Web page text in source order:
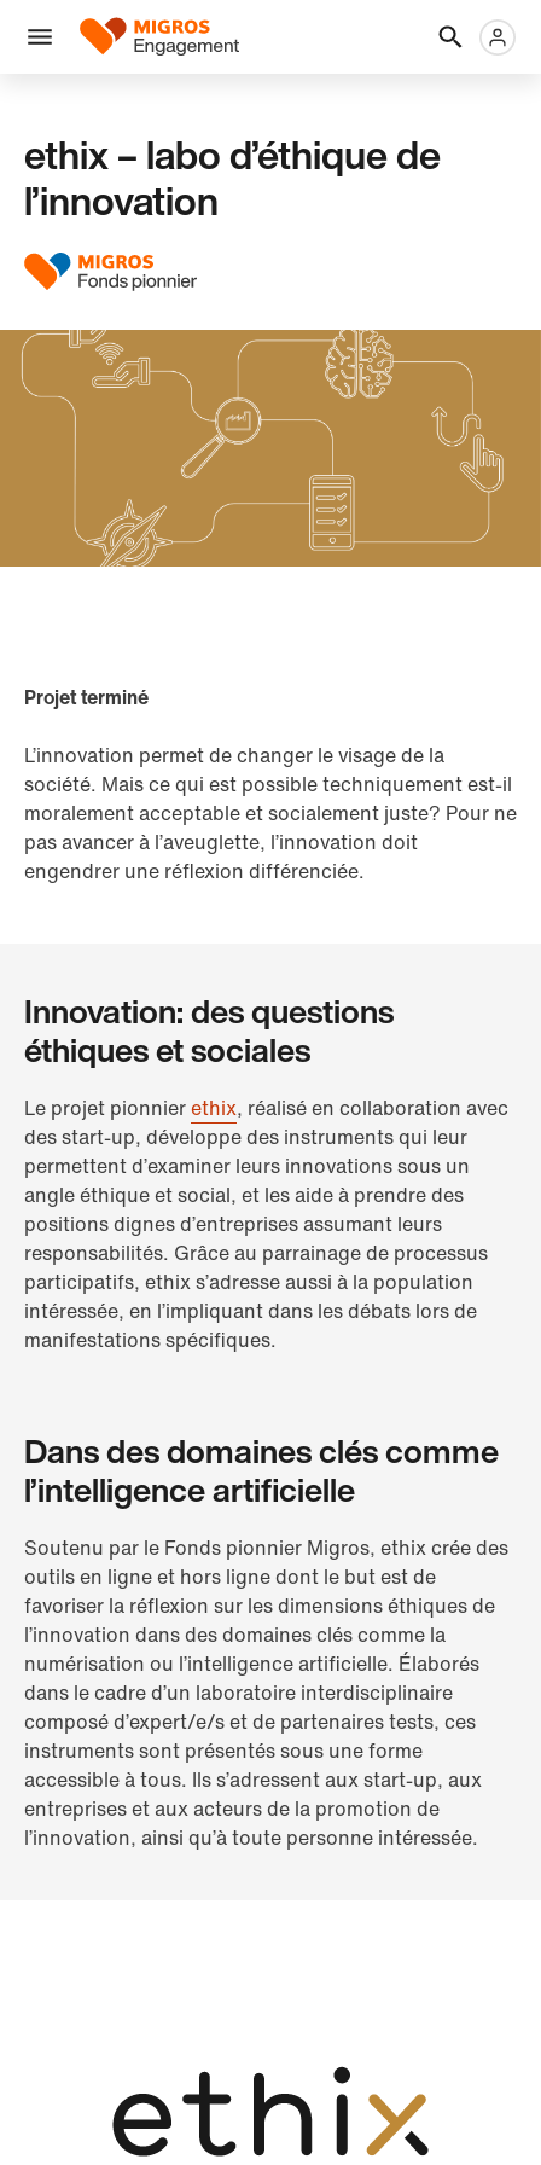
liens
tête
Menu
Logo
ethix – labo d’éthique de
l’innovation
Projet terminé
L’innovation permet de changer le visage de la
société. Mais ce qui est possible techniquement est-il
moralement acceptable et socialement juste? Pour ne
pas avancer à l’aveuglette, l’innovation doit
engendrer une réflexion différenciée.
Innovation: des questions
éthiques et sociales
Le projet pionnierethix, réalisé en collaboration avec
des start-up, développe des instruments qui leur
permettent d’examiner leurs innovations sous un
angle éthique et social, et les aide à prendre des
positions dignes d’entreprises assumant leurs
responsabilités. Grâce au parrainage de processus
participatifs, ethix s’adresse aussi à la population
intéressée, en l’impliquant dans les débats lors de
manifestations spécifiques.
Dans des domaines clés comme
l’intelligence artificielle
Soutenu par le Fonds pionnier Migros, ethix crée des
outils en ligne et hors ligne dont le but est de
favoriser la réflexion sur les dimensions éthiques de
l’innovation dans des domaines clés comme la
numérisation ou l’intelligence artificielle. Élaborés
dans le cadre d’un laboratoire interdisciplinaire
composé d’expert/e/s et de partenaires tests, ces
instruments sont présentés sous une forme
accessible à tous. Ils s’adressent aux start-up, aux
entreprises et aux acteurs de la promotion de
l’innovation, ainsi qu’à toute personne intéressée.